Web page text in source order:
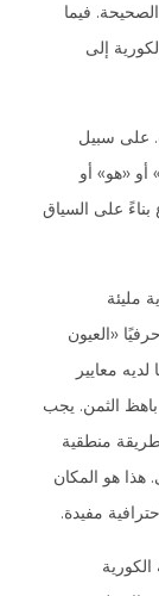
فيما
إلى
على سبيل
أو «هو» أو
على السياق
مليئة
«العيون
معايير
الثمن. يجب
منطقية
هذا هو المكان
مفيدة.